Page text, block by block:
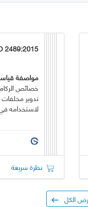
2489:2015
مواصفة
خصائص الركام
تدوير مخلفات
لاستخدامه
نظرة سريعة
الكل